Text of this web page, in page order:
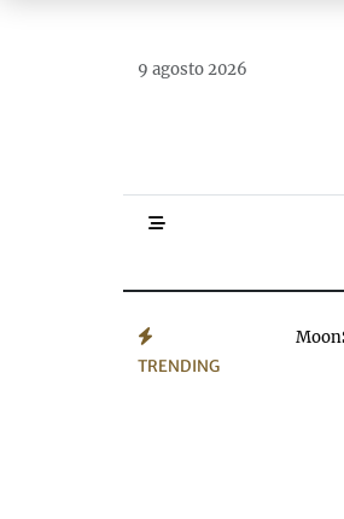
Navigazione
9 agosto 2026
TRENDING